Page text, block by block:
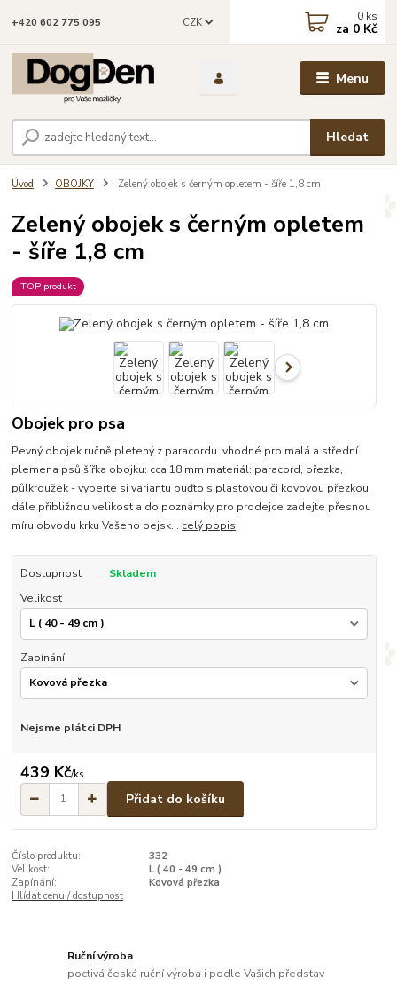
Menu
CZK
Hledat
+420 602 775 095 0 ks
za 0 Kč
Úvod OBOJKY Zelený obojek s černým opletem - šíře 1,8 cm
Zelený obojek s černým opletem
- šíře 1,8 cm
TOP produkt
Obojek pro psa
Pevný obojek ručně pletený z paracordu vhodné pro malá a střední
plemena psů šířka obojku: cca 18 mm materiál: paracord, přezka,
půlkroužek - vyberte si variantu buďto s plastovou či kovovou přezkou,
dále přibližnou velikost a do poznámky pro prodejce zadejte přesnou
míru obvodu krku Vašeho pejsk... celý popis
Dostupnost
Skladem
Velikost
Zapínání
Nejsme plátci DPH
439 Kč/ks
Přidat do košíku
Číslo produktu:
332
Velikost:
L ( 40 - 49 cm )
Zapínání:
Kovová přezka
Hlídat cenu / dostupnost
Ruční výroba
poctivá česká ruční výroba i podle Vašich představ